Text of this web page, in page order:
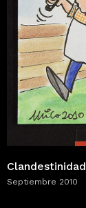
Clandestinidad
Septiembre 2010